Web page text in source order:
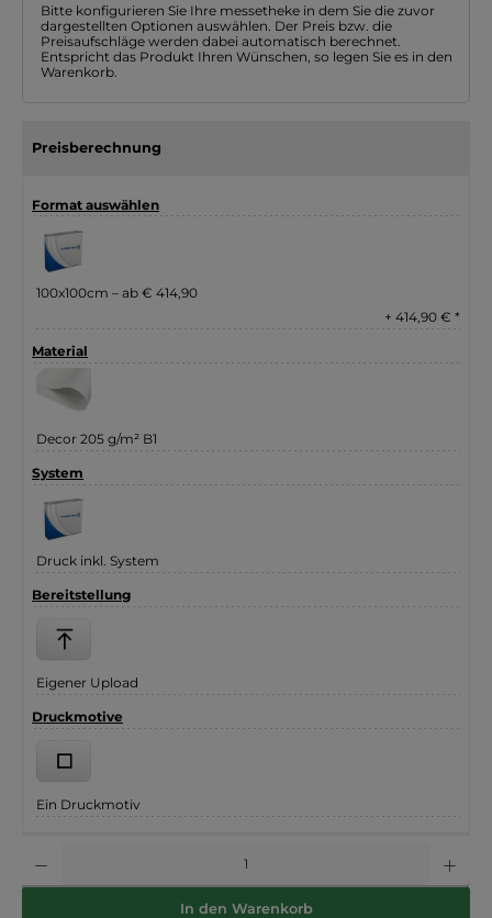
Bitte konfigurieren Sie Ihre messetheke in dem Sie die zuvor
dargestellten Optionen auswählen. Der Preis bzw. die
Preisaufschläge werden dabei automatisch berechnet.
Entspricht das Produkt Ihren Wünschen, so legen Sie es in den
Warenkorb.
Preisberechnung
Format auswählen
100x100cm – ab € 414,90
+ 414,90 € *
Material
Decor 205 g/m² B1
System
Druck inkl. System
Bereitstellung
Eigener Upload
Druckmotive
Ein Druckmotiv
In den Warenkorb